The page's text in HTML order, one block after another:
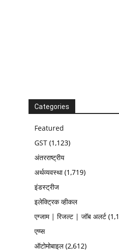
Categories
Featured
GST (1,123)
अंतरराष्ट्रीय
अर्थव्यवस्था(1,719)
इंडस्ट्रीज
इलेक्ट्रिक व्हीकल
एग्जाम | रिजल्ट | जॉब अलर्ट
एप्प्स
ऑटोमोबाइल(2,612)